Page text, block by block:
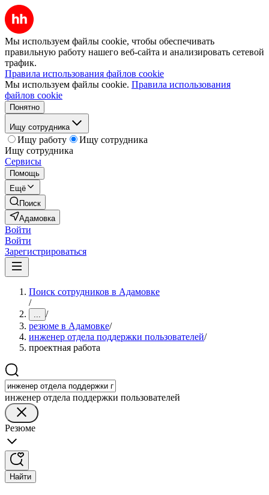
Мы используем файлы cookie, чтобы обеспечивать
правильную работу нашего веб-сайта и анализировать сетевой
трафик.
Правила использования файлов cookie
Мы используем файлы cookie. Правила использования
файлов cookie
Понятно
Ищу сотрудника
Ищу работу
Ищу сотрудника
Ищу сотрудника
Сервисы
Помощь
Ещё
Поиск
Адамовка
Войти
Войти
Зарегистрироваться
Поиск сотрудников в Адамовке
/
... /
резюме в Адамовке/
инженер отдела поддержки пользователей/
проектная работа
инженер отдела поддержки пользователей
Резюме
Найти